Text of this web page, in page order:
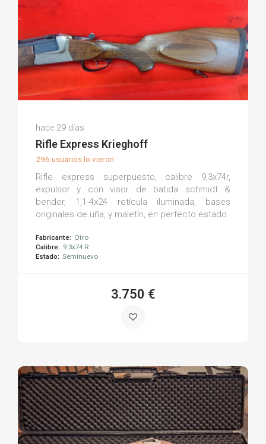
Juan Salvador G.
(0)
hace 29 días
Rifle Express Krieghoff
296 usuarios lo vieron
Rifle express superpuesto, calibre 9,3x74r,
expulsor y con visor de batida schmidt &
bender, 1,1-4x24 retícula iluminada, bases
originales de uña, y maletín, en perfecto estado.
Fabricante: Otro
Calibre: 9.3x74 R
Estado: Seminuevo
3.750 €